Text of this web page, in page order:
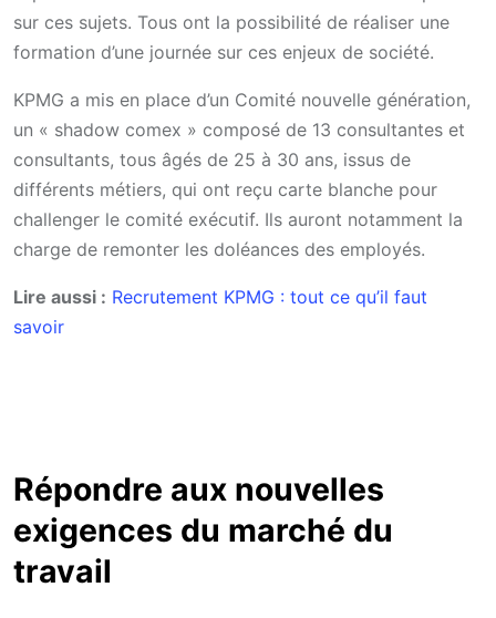
sur ces sujets. Tous ont la possibilité de réaliser une
formation d’une journée sur ces enjeux de société.
KPMG a mis en place d’un Comité nouvelle génération,
un « shadow comex » composé de 13 consultantes et
consultants, tous âgés de 25 à 30 ans, issus de
différents métiers, qui ont reçu carte blanche pour
challenger le comité exécutif. Ils auront notamment la
charge de remonter les doléances des employés.
Lire aussi : Recrutement KPMG : tout ce qu’il faut
savoir
Répondre aux nouvelles
exigences du marché du
travail